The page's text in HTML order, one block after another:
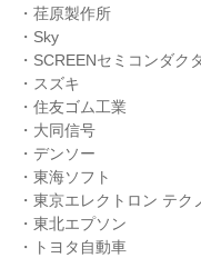
・荏原製作所
・Sky
・SCREENセミコンダク
・スズキ
・住友ゴム工業
・大同信号
・デンソー
・東海ソフト
・東京エレクトロン テ
・東北エプソン
・トヨタ自動車